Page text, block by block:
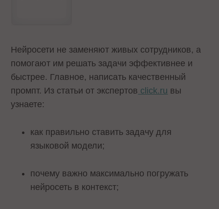
Нейросети не заменяют живых сотрудников, а
помогают им решать задачи эффективнее и
быстрее. Главное, написать качественный
промпт. Из статьи от экспертов click.ru вы
узнаете:
как правильно ставить задачу для
языковой модели;
почему важно максимально погружать
нейросеть в контекст;